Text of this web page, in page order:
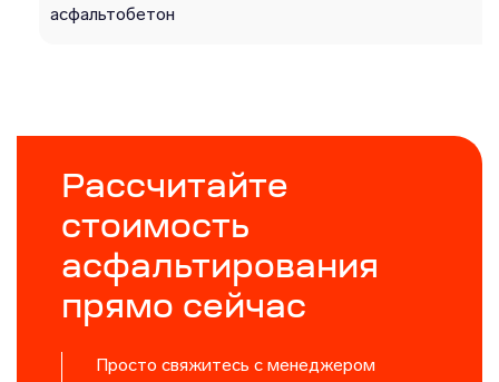
асфальтобетон
Рассчитайте
стоимость
асфальтирования
прямо сейчас
Просто свяжитесь с менеджером